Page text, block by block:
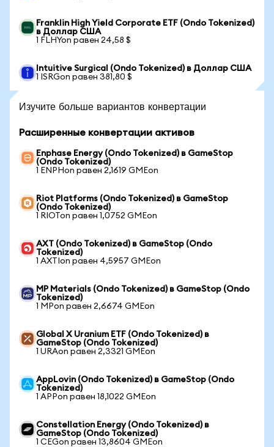
Franklin High Yield Corporate ETF (Ondo Tokenized)
в Доллар США
1 FLHYon равен 24,58 $
Intuitive Surgical (Ondo Tokenized) в Доллар США
1 ISRGon равен 381,80 $
Изучите больше вариантов конвертации
Расширенные конвертации активов
Enphase Energy (Ondo Tokenized) в GameStop
(Ondo Tokenized)
1 ENPHon равен 2,1619 GMEon
Riot Platforms (Ondo Tokenized) в GameStop
(Ondo Tokenized)
1 RIOTon равен 1,0752 GMEon
AXT (Ondo Tokenized) в GameStop (Ondo
Tokenized)
1 AXTIon равен 4,5957 GMEon
MP Materials (Ondo Tokenized) в GameStop (Ondo
Tokenized)
1 MPon равен 2,6674 GMEon
Global X Uranium ETF (Ondo Tokenized) в
GameStop (Ondo Tokenized)
1 URAon равен 2,3321 GMEon
AppLovin (Ondo Tokenized) в GameStop (Ondo
Tokenized)
1 APPon равен 18,1022 GMEon
Constellation Energy (Ondo Tokenized) в
GameStop (Ondo Tokenized)
1 CEGon равен 13,8604 GMEon